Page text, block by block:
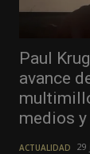
Paul
avance
medios
ACTUALIDAD 29